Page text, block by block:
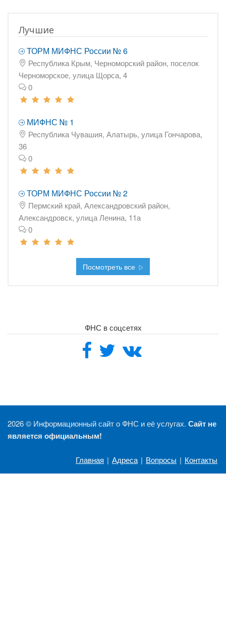
Лучшие
ТОРМ МИФНС России № 6
Республика Крым, Черноморский район, поселок
Черноморское, улица Щорса, 4
0
МИФНС № 1
Республика Чувашия, Алатырь, улица Гончарова,
36
0
ТОРМ МИФНС России № 2
Пермский край, Александровский район,
Александровск, улица Ленина, 11а
0
Посмотреть все
ФНС в соцсетях
2026 © Информационный сайт о ФНС и её услугах. Сайт не
является официальным!
Главная | Адреса | Вопросы | Контакты